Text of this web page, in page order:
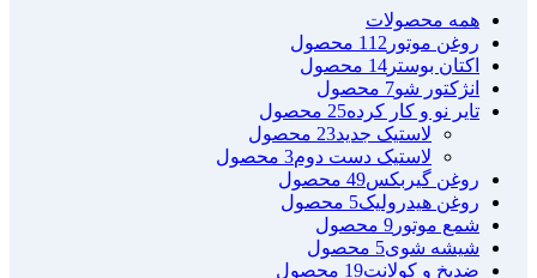
همه محصولات
روغن موتور 112 محصول
اکتان بوستر 14 محصول
انژکتور شو7 محصول
تایر نو و کار کرده25 محصول
لاستیک جدید23 محصول
لاستیک دست دوم3 محصول
روغن گیربکس49 محصول
روغن هیدرولیک5 محصول
شمع موتور 9 محصول
شیشه شوی5 محصول
ضدیخ و کولانت19 محصول